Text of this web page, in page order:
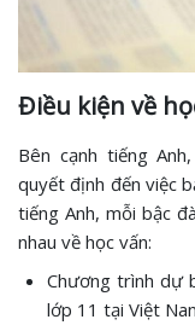
Điều kiện về
Bên cạnh tiếng
quyết định đến việc
tiếng Anh, mỗi bậc
nhau về học vấn:
Chương trình dự
lớp 11 tại Việt